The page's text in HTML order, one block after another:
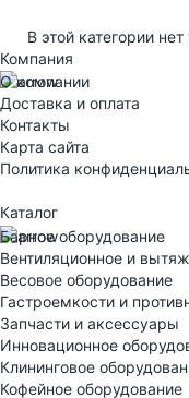
В этой категории
Компания
О компании
Доставка и оплата
Контакты
Карта сайта
Политика
Каталог
Барное оборудование
Вентиляционное и
Весовое оборудование
Гастроемкости и
Запчасти и аксессуары
Инновационное
Клининговое
Кофейное оборудование